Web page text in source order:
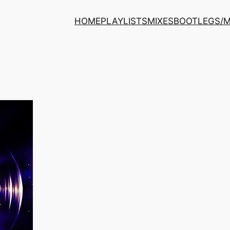
HOMEPLAYLISTSMIXESBOOTLEGS/